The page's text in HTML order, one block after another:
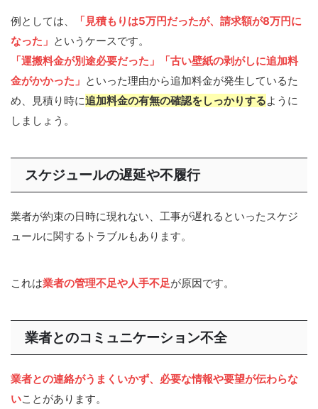
例としては、
「見積もりは5万円だったが、請求額が8万円に
なった」 というケースです。
「運搬料金が別途必要だった」「古い壁紙の剥がしに追加料
金がかかった」 といった理由から追加料金が発生しているた
め、見積り時に追加料金の有無の確認をしっかりするように
しましょう。
スケジュールの遅延や不履行
業者が約束の日時に現れない、工事が遅れるといったスケジ
ュールに関するトラブルもあります。
これは業者の管理不足や人手不足が原因です。
業者とのコミュニケーション不全
業者との連絡がうまくいかず、必要な情報や要望が伝わらな
いことがあります。